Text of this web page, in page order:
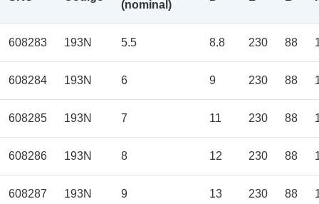
(nominal)
608283 193N 5.5 8.8 230 88
608284 193N 6 9 230 88
608285 193N 7 11 230 88
608286 193N 8 12 230 88
608287 193N 9 13 230 88